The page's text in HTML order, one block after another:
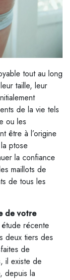
tout au long
taille, leur
de la vie tels
ou les
être à l’origine
ptose
la confiance
maillots de
de tous les
de votre
récente
deux tiers des
de
il existe de
depuis la